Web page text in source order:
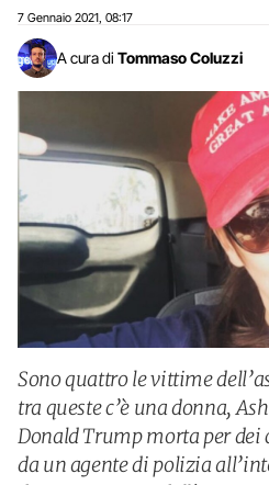
7 Gennaio 2021 08:17
A cura di Tommaso Coluzzi
Sono quattro le vittime
tra queste c’è una donna,
Donald Trump morta per
da un agente di polizia